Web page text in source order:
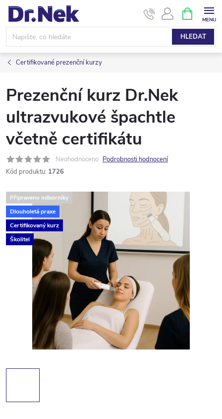
Přejít
obsah
HLEDAT
NÁKUPNÍ
KOŠÍK
Certifikované prezenční kurzy
Prezenční kurz Dr.Nek
ultrazvukové špachtle
včetně certifikátu
Neohodnoceno Podrobnosti hodnocení
Kód produktu: 1726
Připraveno odborníky
Dlouholetá praxe
Certifikovaný kurz
Školitel